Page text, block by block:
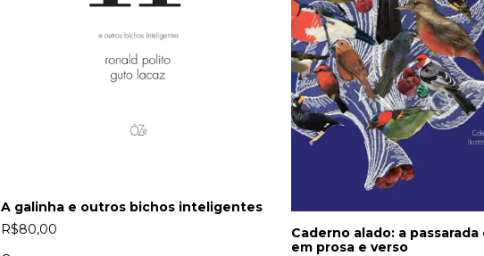
A galinha e outros bichos inteligentes
R$80,00
Caderno alado: a
em prosa e verso